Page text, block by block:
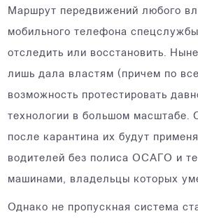
Маршрут передвижений любого
мобильного телефона
отследить или восстановить.
лишь дала властям (причем по
возможность протестировать
технологии в большом масштабе.
после карантина их будут
водителей без полиса ОСАГО и
машинами, владельцы которых
Однако не пропускная система